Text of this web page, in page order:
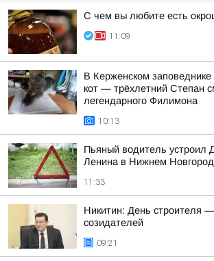
С чем вы любите есть
11:09
В Керженском
кот — трёхлетний Степан
легендарного Филимона
10:13
Пьяный водитель устроил
Ленина в Нижнем
11:33
Никитин: День строителя
созидателей
09:21